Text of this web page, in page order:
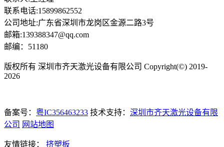
联系电话:15899862552
公司地址:广东省深圳市龙岗区金源二路3号
邮箱:139388347@qq.com
邮编：51180
版权所有 深圳市齐天激光设备有限公司 Copyright(©) 2019-
2026
备案号： 粤IC356463233 技术支持： 深圳市齐天激光设备有限
公司 网站地图
友情链接： 挤塑板